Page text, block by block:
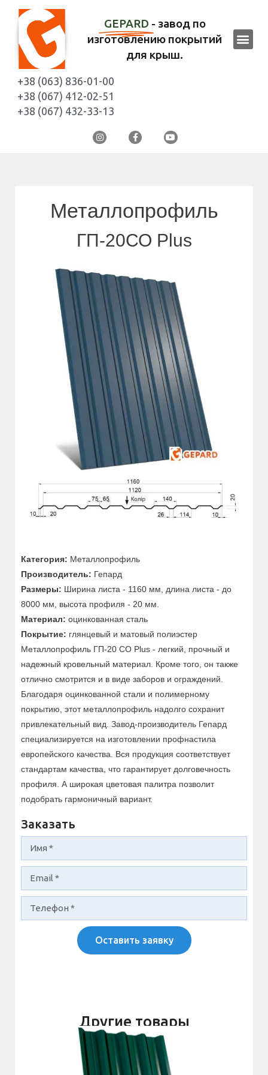
GEPARD - завод по
изготовлению покрытий
для крыш.
+38 (063) 836-01-00
+38 (067) 412-02-51
+38 (067) 432-33-13
Металлопрофиль
ГП-20СО Plus
Категория: Металлопрофиль
Производитель: Гепард
Размеры: Ширина листа - 1160 мм, длина листа - до
8000 мм, высота профиля - 20 мм.
Материал: оцинкованная сталь
Покрытие: глянцевый и матовый полиэстер
Металлопрофиль ГП-20 СО Plus - легкий, прочный и
надежный кровельный материал. Кроме того, он также
отлично смотрится и в виде заборов и ограждений.
Благодаря оцинкованной стали и полимерному
покрытию, этот металлопрофиль надолго сохранит
привлекательный вид. Завод-производитель Гепард
специализируется на изготовлении профнастила
европейского качества. Вся продукция соответствует
стандартам качества, что гарантирует долговечность
профиля. А широкая цветовая палитра позволит
подобрать гармоничный вариант.
Заказать
Оставить заявку
Другие товары